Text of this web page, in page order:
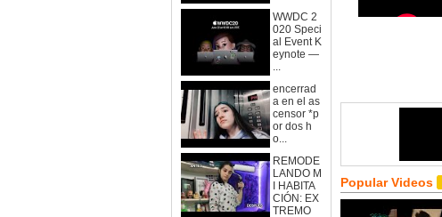
WWDC 2
020 Speci
al Event K
eynote —
...
encerrad
a en el as
censor *p
or dos h
o...
REMODE
LANDO M
I HABITA
CIÓN: EX
TREMO
Popular Videos